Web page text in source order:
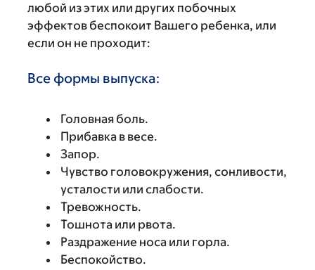
любой из этих или других побочных
эффектов беспокоит Вашего ребенка, или
если он не проходит:
Все формы выпуска:
Головная боль.
Прибавка в весе.
Запор.
Чувство головокружения, сонливости,
усталости или слабости.
Тревожность.
Тошнота или рвота.
Раздражение носа или горла.
Беспокойство.